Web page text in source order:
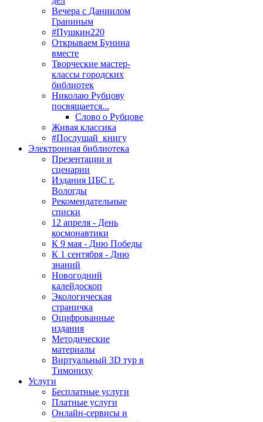
Вечера с Даниилом
Граниным
#Пушкин220
Открываем Бунина
вместе
Творческие мастер-
классы городских
библиотек
Николаю Рубцову
посвящается...
Слово о Рубцове
Живая классика
#Послушай_книгу
Электронная библиотека
Презентации и
сценарии
Издания ЦБС г.
Вологды
Рекомендательные
списки
12 апреля - День
космонавтики
К 9 мая - Дню Победы
К 1 сентября - Дню
знаний
Новогодний
калейдоскоп
Экологическая
страничка
Оцифрованные
издания
Методические
материалы
Виртуальный 3D тур в
Тимониху
Услуги
Бесплатные услуги
Платные услуги
Онлайн-сервисы и